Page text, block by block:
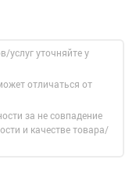
услуг уточняйте у
отличаться от
за не совпадение
и качестве товара/